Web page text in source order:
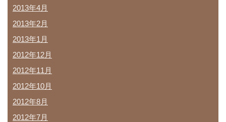
2013年4月
2013年2月
2013年1月
2012年12月
2012年11月
2012年10月
2012年8月
2012年7月